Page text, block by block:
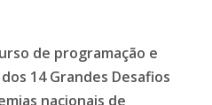
de programação e
14 Grandes Desafios
nacionais de